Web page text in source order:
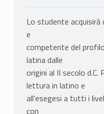
Lo studente
e
competente del
latina dalle
origini al II secolo d.C.
lettura in latino e
all'esegesi a tutti i
con